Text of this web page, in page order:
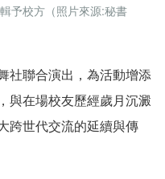
予校方（照片來源:秘書
社聯合演出，為活動增添
與在場校友歷經歲月沉澱
跨世代交流的延續與傳